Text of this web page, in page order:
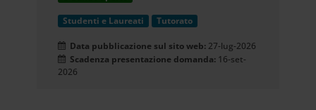
Studenti e Laureati Tutorato
Data pubblicazione sul sito web: 27-lug-2026
Scadenza presentazione domanda: 16-set-
2026